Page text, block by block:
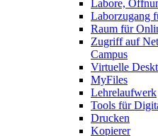
Labore,
Laborzugang
Raum für
Zugriff auf
Campus
Virtuelle
MyFiles
Lehrelaufwerk
Tools für
Drucken
Kopierer